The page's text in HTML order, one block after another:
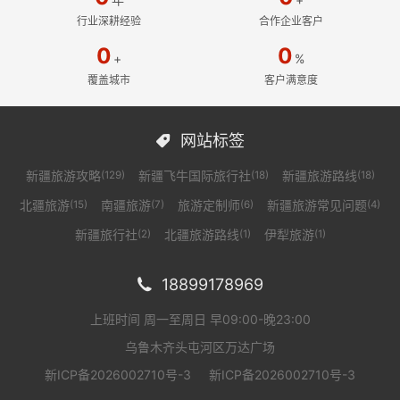
行业深耕经验 合作企业客户
0 +
覆盖城市
0 %
客户满意度
 网站标签
新疆旅游攻略(129) 新疆飞牛国际旅行社(18) 新疆旅游路线(18)
北疆旅游(15) 南疆旅游(7) 旅游定制师(6) 新疆旅游常见问题(4)
新疆旅行社(2) 北疆旅游路线(1) 伊犁旅游(1)
 18899178969
上班时间 周一至周日 早09:00-晚23:00
乌鲁木齐头屯河区万达广场
新ICP备2026002710号-3
新ICP备2026002710号-3